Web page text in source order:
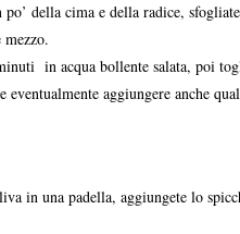
della cima e della radice,
in acqua bollente salata, poi
eventualmente aggiungere anche
in una padella, aggiungete lo